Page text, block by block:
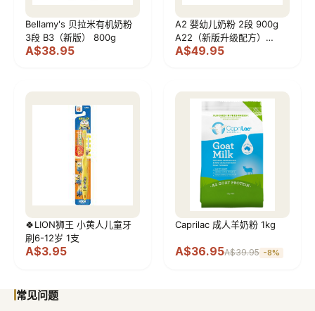
Bellamy's 贝拉米有机奶粉
3段 B3（新版） 800g
A$38.95
A2 婴幼儿奶粉 2段 900g
A22（新版升级配方）
900g
A$49.95
🍀LION狮王 小黄人儿童牙
刷6-12岁 1支
A$3.95
Caprilac 成人羊奶粉 1kg
A$36.95A$39.95 -8%
常见问题